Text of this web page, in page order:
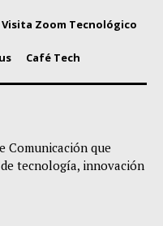
Visita Zoom Tecnológico
Café Tech
Comunicación que
tecnología, innovación